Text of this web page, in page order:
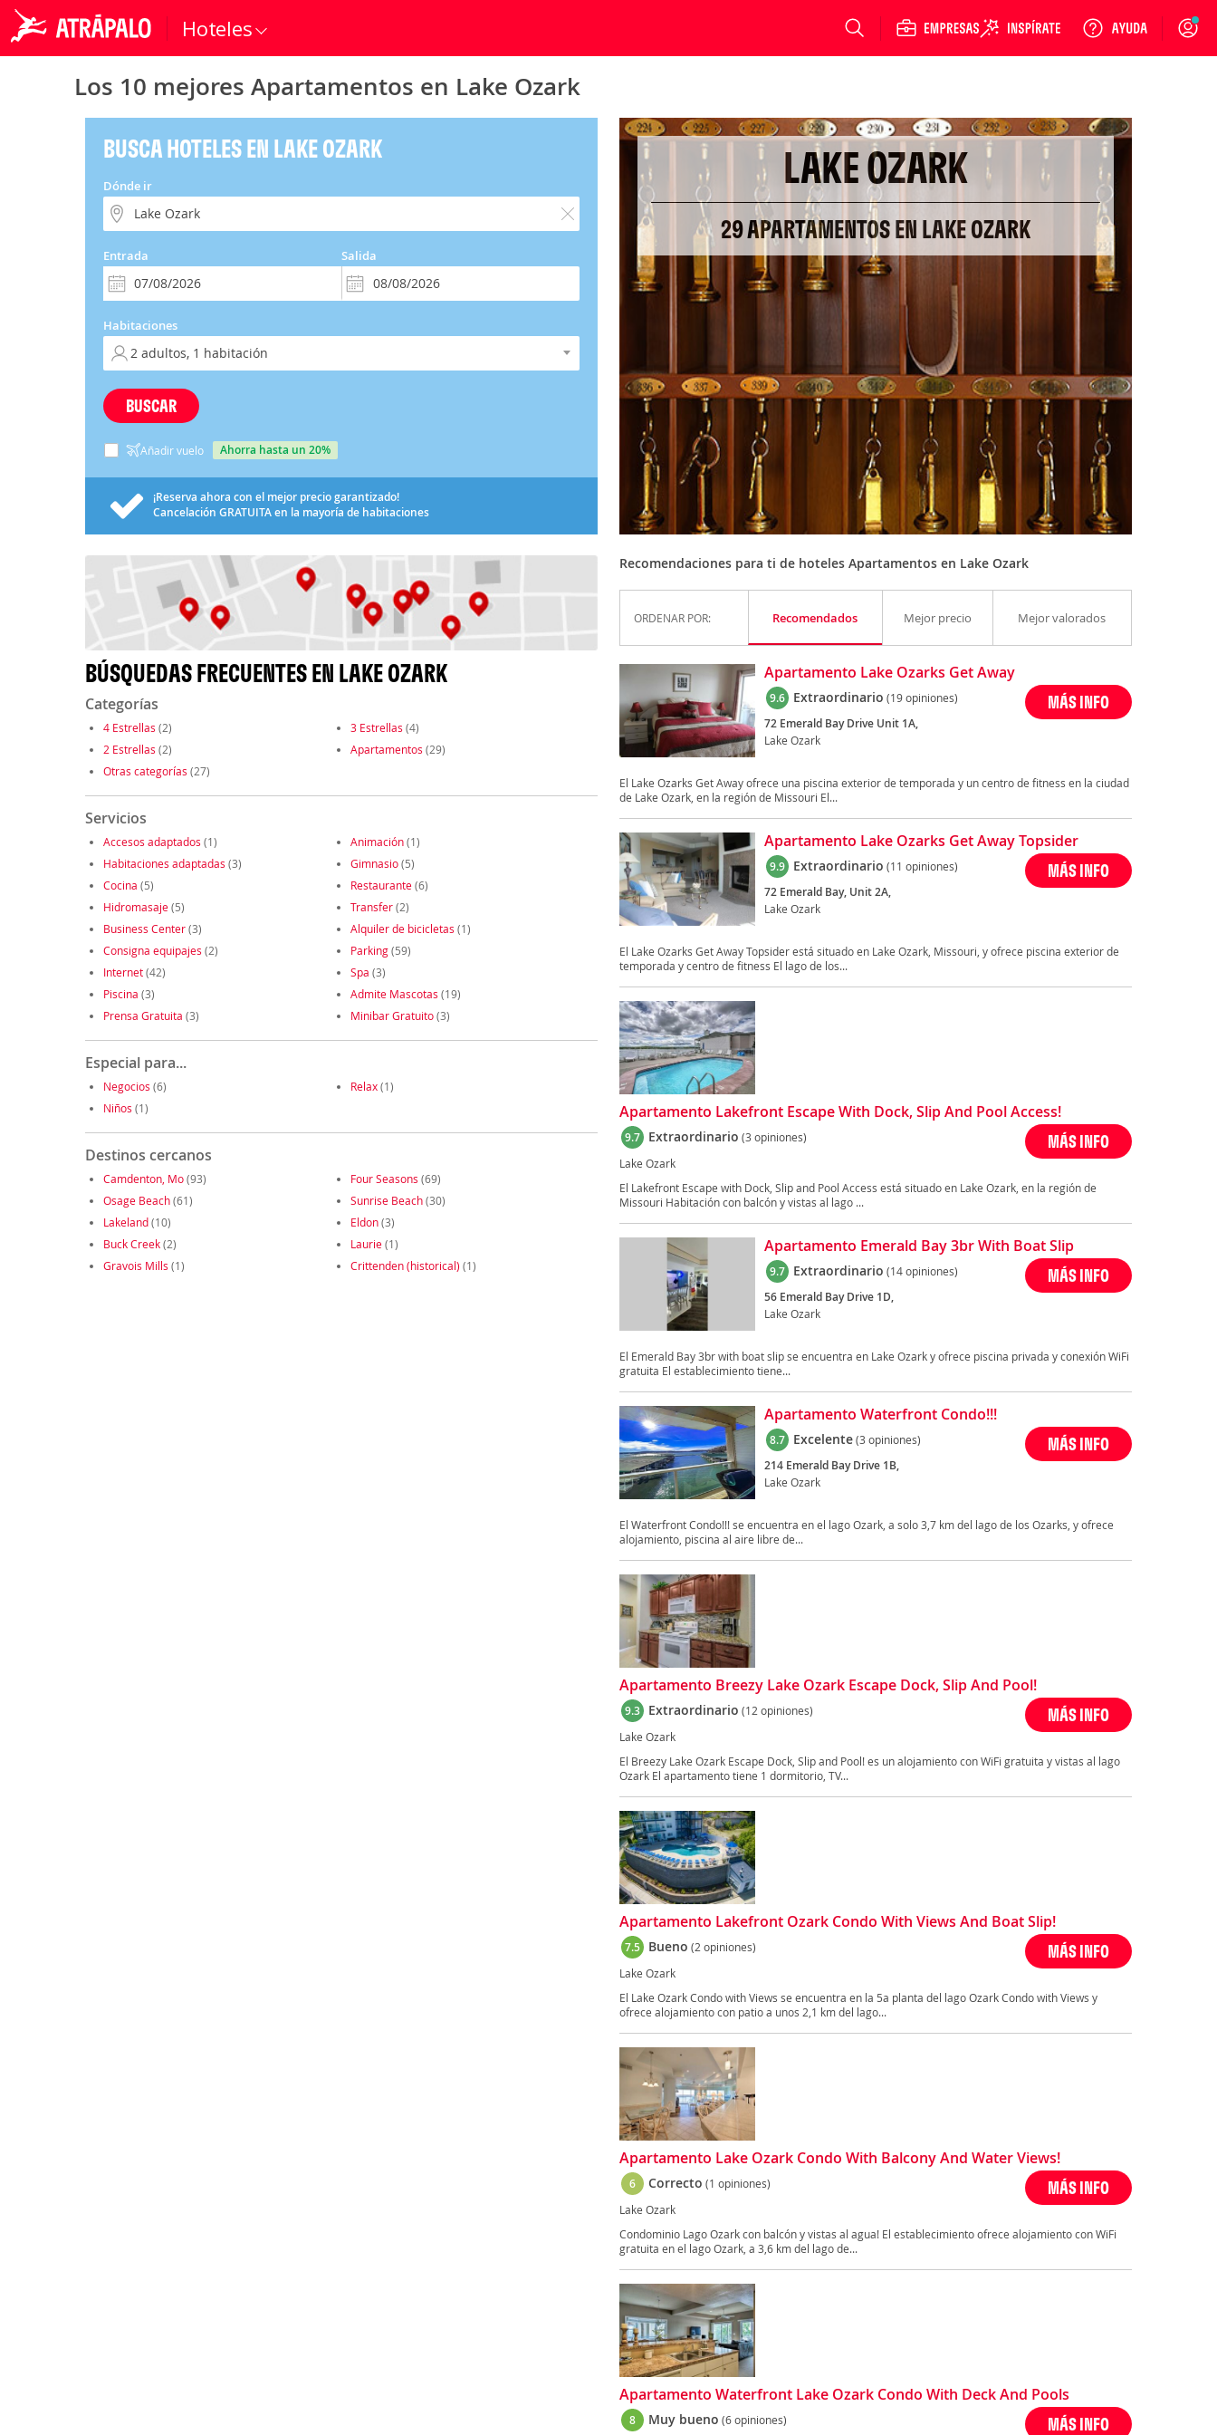
Hoteles Login
Los 10 mejores Apartamentos en Lake Ozark
BUSCA HOTELES EN LAKE OZARK
Dónde ir
Entrada Salida
Habitaciones
BUSCAR
Añadir vuelo ahorra hasta un 20%
¡Reserva ahora con el mejor precio garantizado!
Cancelación GRATUITAen la mayoría de habitaciones
BÚSQUEDAS FRECUENTES EN LAKE OZARK
Categorías
4 Estrellas (2) 3 Estrellas (4)
2 Estrellas (2) Apartamentos (29)
Otras categorías (27)
Servicios
Accesos adaptados (1) Animación(1)
Habitaciones adaptadas (3) Gimnasio(5)
Cocina (5) Restaurante(6)
Hidromasaje(5) Transfer(2)
Business Center(3) Alquiler de bicicletas (1)
Consigna equipajes (2) Parking(59)
Internet(42) Spa (3)
Piscina (3) Admite Mascotas (19)
Prensa Gratuita (3) Minibar Gratuito(3)
Especial para...
Negocios (6) Relax(1)
Niños (1)
Destinos cercanos
Camdenton, Mo(93) Four Seasons (69)
Osage Beach(61) Sunrise Beach(30)
Lakeland(10) Eldon(3)
Buck Creek(2) Laurie(1)
Gravois Mills (1) Crittenden (historical) (1)
LAKE OZARK
29 APARTAMENTOS EN LAKE OZARK
Recomendaciones para ti de hoteles Apartamentos en Lake Ozark
ORDENAR POR: Recomendados Mejor precio Mejor valorados
Apartamento Lake Ozarks Get Away
9.6 Extraordinario (19 opiniones)
72 Emerald Bay Drive Unit 1A,
Lake Ozark
MÁS INFO
El Lake Ozarks Get Away ofrece una piscina exterior de temporada y un centro de fitness en la ciudad
de Lake Ozark, en la región de Missouri El...
Apartamento Lake Ozarks Get Away Topsider
9.9 Extraordinario (11 opiniones)
72 Emerald Bay, Unit 2A,
Lake Ozark
MÁS INFO
El Lake Ozarks Get Away Topsider está situado en Lake Ozark, Missouri, y ofrece piscina exterior de
temporada y centro de fitness El lago de los...
Apartamento Lakefront Escape With Dock, Slip And Pool Access!
9.7 Extraordinario (3 opiniones)
Lake Ozark
MÁS INFO
El Lakefront Escape with Dock, Slip and Pool Access está situado en Lake Ozark, en la región de
Missouri Habitación con balcón y vistas al lago ...
Apartamento Emerald Bay 3br With Boat Slip
9.7 Extraordinario (14 opiniones)
56 Emerald Bay Drive 1D,
Lake Ozark
MÁS INFO
El Emerald Bay 3br with boat slip se encuentra en Lake Ozark y ofrece piscina privada y conexión WiFi
gratuita El establecimiento tiene...
Apartamento Waterfront Condo!!!
8.7 Excelente(3 opiniones)
214 Emerald Bay Drive 1B,
Lake Ozark
MÁS INFO
El Waterfront Condo!!! se encuentra en el lago Ozark, a solo 3,7 km del lago de los Ozarks, y ofrece
alojamiento, piscina al aire libre de...
Apartamento Breezy Lake Ozark Escape Dock, Slip And Pool!
9.3 Extraordinario (12 opiniones)
Lake Ozark
MÁS INFO
El Breezy Lake Ozark Escape Dock, Slip and Pool! es un alojamiento con WiFi gratuita y vistas al lago
Ozark El apartamento tiene 1 dormitorio, TV...
Apartamento Lakefront Ozark Condo With Views And Boat Slip!
7.5 Bueno (2 opiniones)
Lake Ozark
MÁS INFO
El Lake Ozark Condo with Views se encuentra en la 5a planta del lago Ozark Condo with Views y
ofrece alojamiento con patio a unos 2,1 km del lago...
Apartamento Lake Ozark Condo With Balcony And Water Views!
6 Correcto (1 opiniones)
Lake Ozark
MÁS INFO
Condominio Lago Ozark con balcón y vistas al agua! El establecimiento ofrece alojamiento con WiFi
gratuita en el lago Ozark, a 3,6 km del lago de...
Apartamento Waterfront Lake Ozark Condo With Deck And Pools
8 Muy bueno (6 opiniones)
MÁS INFO